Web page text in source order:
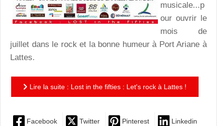
musicale...p
our ouvrir le
mois de
juillet dans le rock et la bonne humeur à Port Ariane à
Lattes.
Lire la suite : Lost in the fifties : Let's rock à Lattes !
Facebook Twitter Pinterest Linkedin